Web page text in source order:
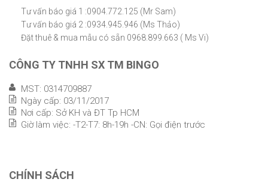
Tư vấn báo giá 1 :0904.772.125 (Mr Sam)
Tư vấn báo giá 2 :0934.945.946 (Ms Thảo)
Đặt thuê & mua mẫu có sẵn 0968.899.663 ( Ms Vi)
CÔNG TY TNHH SX TM BINGO
MST: 0314709887
Ngày cấp: 03/11/2017
Nơi cấp: Sở KH và ĐT Tp HCM
Giờ làm việc: -T2-T7: 8h-19h -CN: Gọi điện trước
CHÍNH SÁCH